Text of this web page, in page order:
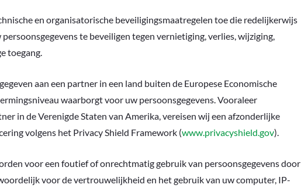
en organisatorische beveiligingsmaatregelen toe die redelijkerwijs
te beveiligen tegen vernietiging, verlies, wijziging,
toegang.
aan een partner in een land buiten de Europese Economische
waarborgt voor uw persoonsgegevens. Vooraleer
in de Verenigde Staten van Amerika, vereisen wij een afzonderlijke
volgens het Privacy Shield Framework (www.privacyshield.gov).
voor een foutief of onrechtmatig gebruik van persoonsgegevens door
voor de vertrouwelijkheid en het gebruik van uw computer, IP-